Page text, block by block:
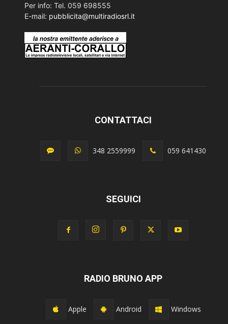
Per info: Tel. 059 698555
E-mail: pubblicita@multiradiosrl.it
CONTATTACI
348 2559999 059 641430
SEGUICI
RADIO BRUNO APP
Apple Android Windows